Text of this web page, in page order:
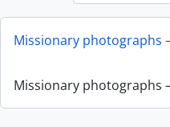
Missionary photographs
Missionary photographs